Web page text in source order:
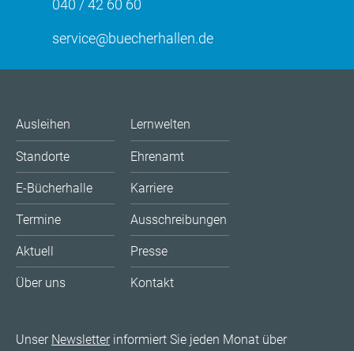
040 / 42 60 60
service@buecherhallen.de
Ausleihen
Standorte
E-Bücherhalle
Termine
Aktuell
Über uns
Lernwelten
Ehrenamt
Karriere
Ausschreibungen
Presse
Kontakt
Unser Newsletterinformiert Sie jeden Monat über